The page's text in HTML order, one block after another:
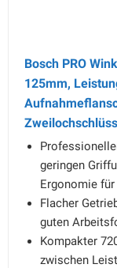
Bosch PRO
125mm,
geringen
Ergonomie
Flacher
guten
Kompakter
zwischen